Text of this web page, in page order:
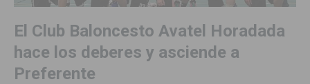
El Club Baloncesto Avatel Horadada
hace los deberes y asciende a
Preferente